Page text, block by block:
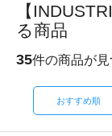
【
る商品
35件の商品が
おすすめ順